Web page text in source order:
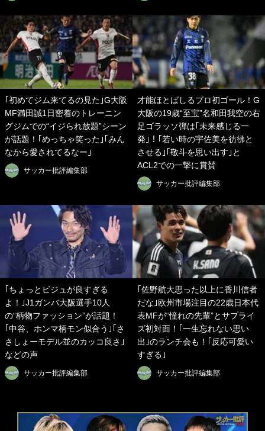
｢初めてジム来てるの見た｣G大阪
MF満田誠1日密着のトレーニン
グジムでの“イジられ放題”シーン
が話題！｢めっちゃ笑った｣｢みん
なから愛されてるなー｣
サッカー批評編集部
才能ほとばしるプロ初ゴール！G
大阪の19歳“至宝”名和田我空の右
足ゴラッソ弾は｢未来感じる一
発｣！｢若い時の宇佐美を彷彿と
させる｣｢敬斗を思い出す｣と
ACL2での一撃に賞賛
サッカー批評編集部
｢ちょっとビジュが良すぎる
よ！｣J1ガンバ大阪選手10人
の“柄物ファッション”が話題！
｢中谷、ホンマ柄モン似合う｣｢さ
さしょーモデル並のカッコ良さ｣
などの声
サッカー批評編集部
｢佐野航大思った以上に香川信者
だな｣欧州市場注目の22歳日本代
表MFが“憧れの先輩”とサプライ
ズ初対面！｢一生忘れない思い
出｣のランチ会も！｢反応可愛い
すぎる｣
サッカー批評編集部